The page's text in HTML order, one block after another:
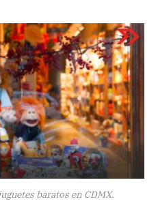
baratos en CDMX.